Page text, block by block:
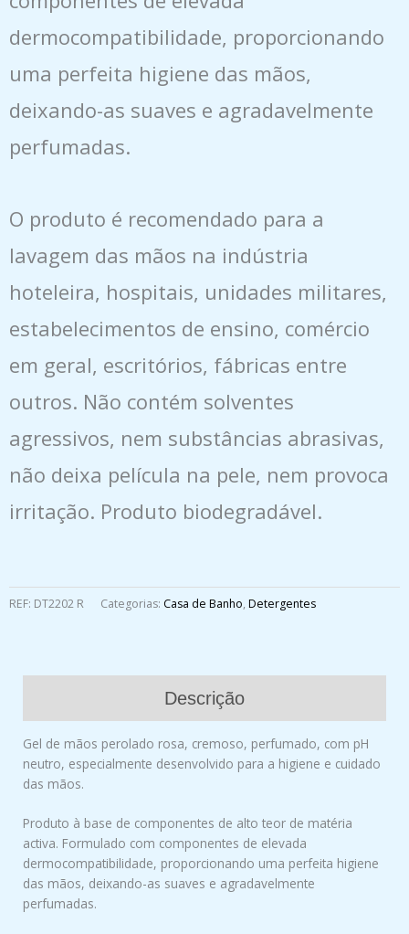
dermocompatibilidade, proporcionando
uma perfeita higiene das mãos,
deixando-as suaves e agradavelmente
perfumadas.
O produto é recomendado para a
lavagem das mãos na indústria
hoteleira, hospitais, unidades militares,
estabelecimentos de ensino, comércio
em geral, escritórios, fábricas entre
outros. Não contém solventes
agressivos, nem substâncias abrasivas,
não deixa película na pele, nem provoca
irritação. Produto biodegradável.
REF: DT2202 R Categorias: Casa de Banho, Detergentes
Descrição
Gel de mãos perolado rosa, cremoso, perfumado, com pH
neutro, especialmente desenvolvido para a higiene e cuidado
das mãos.
Produto à base de componentes de alto teor de matéria
activa. Formulado com componentes de elevada
dermocompatibilidade, proporcionando uma perfeita higiene
das mãos, deixando-as suaves e agradavelmente
perfumadas.